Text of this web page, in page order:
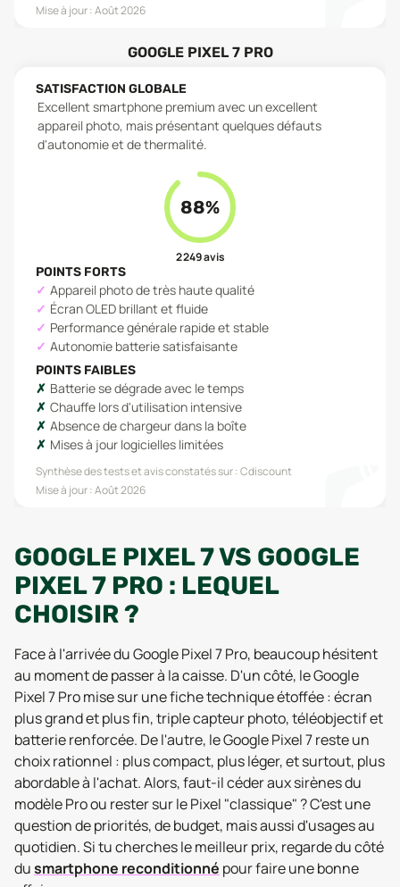
Mise à jour :Août 2026
GOOGLE PIXEL 7 PRO
SATISFACTION GLOBALE
Excellent smartphone premium avec un excellent
appareil photo, mais présentant quelques défauts
d'autonomie et de thermalité.
88%
2 249avis
POINTS FORTS
Appareil photo de très haute qualité
Écran OLED brillant et fluide
Performance générale rapide et stable
Autonomie batterie satisfaisante
POINTS FAIBLES
Batterie se dégrade avec le temps
Chauffe lors d'utilisation intensive
Absence de chargeur dans la boîte
Mises à jour logicielles limitées
Synthèse des tests et avis constatés sur :Cdiscount
Mise à jour :Août 2026
GOOGLE PIXEL 7 VS GOOGLE
PIXEL 7 PRO : LEQUEL
CHOISIR ?
Face à l'arrivée du Google Pixel 7 Pro, beaucoup hésitent
au moment de passer à la caisse. D'un côté, le Google
Pixel 7 Pro mise sur une fiche technique étoffée : écran
plus grand et plus fin, triple capteur photo, téléobjectif et
batterie renforcée. De l'autre, le Google Pixel 7 reste un
choix rationnel : plus compact, plus léger, et surtout, plus
abordable à l'achat. Alors, faut-il céder aux sirènes du
modèle Pro ou rester sur le Pixel "classique" ? C'est une
question de priorités, de budget, mais aussi d'usages au
quotidien. Si tu cherches le meilleur prix, regarde du côté
dusmartphone reconditionné pour faire une bonne